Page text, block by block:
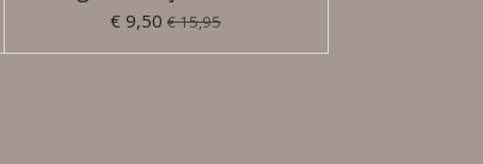
€ 9,50 € 15,95